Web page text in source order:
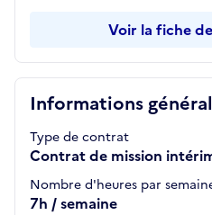
Informations
Type de contrat
Contrat de mission
Nombre d'heures par
7h / semaine
Voir la fiche